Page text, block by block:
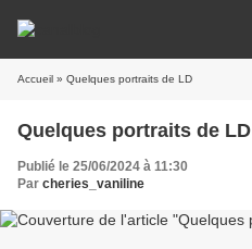
Accueil » Quelques portraits de LD
Quelques portraits de LD
Publié le 25/06/2024 à 11:30
Par cheries_vaniline